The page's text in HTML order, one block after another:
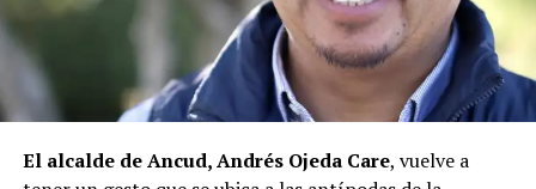
fundamentales para el desarrollo comunitario.
El alcalde de Quemchi, Javier Ugarte, expresó una
situación similar, señalando que en su comuna tienen
que hasta la fecha no han recibido respuesta clara sobre
El alcalde de Ancud, Andrés Ojeda Care, vuelve a